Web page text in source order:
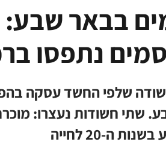
בבאר
נתפסו
שלפי החשד עסקה
ה-20 לחייה